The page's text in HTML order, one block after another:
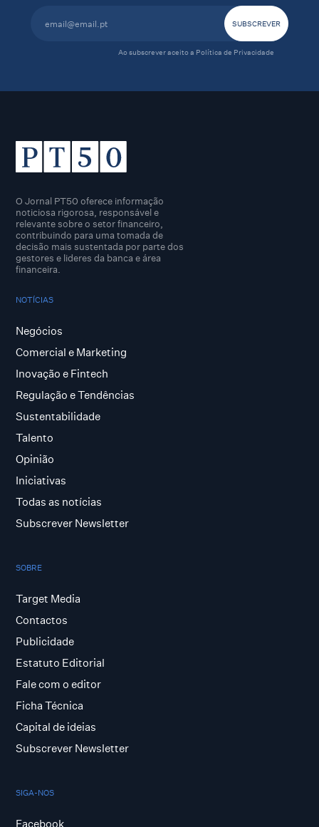
Ao subscrever aceito a Política de Privacidade
O Jornal PT50 oferece informação
noticiosa rigorosa, responsável e
relevante sobre o setor financeiro,
contribuindo para uma tomada de
decisão mais sustentada por parte dos
gestores e lideres da banca e área
financeira.
NOTÍCIAS
Negócios
Comercial e Marketing
Inovação e Fintech
Regulação e Tendências
Sustentabilidade
Talento
Opinião
Iniciativas
Todas as notícias
Subscrever Newsletter
SOBRE
Target Media
Contactos
Publicidade
Estatuto Editorial
Fale com o editor
Ficha Técnica
Capital de ideias
Subscrever Newsletter
SIGA-NOS
Facebook